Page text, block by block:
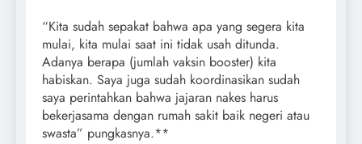
“Kita sudah sepakat bahwa apa yang segera kita
mulai, kita mulai saat ini tidak usah ditunda.
Adanya berapa (jumlah vaksin booster) kita
habiskan. Saya juga sudah koordinasikan sudah
saya perintahkan bahwa jajaran nakes harus
bekerjasama dengan rumah sakit baik negeri atau
swasta” pungkasnya.**